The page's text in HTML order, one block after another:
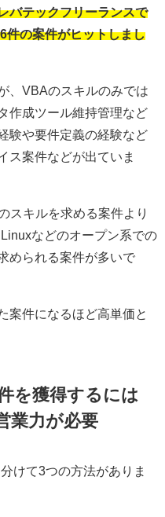
バテックフリーランスで
件の案件がヒットしまし
、 VBAのスキルのみでは
作成ツール維持管理など
験や要件定義の経験など
ス案件などが出ていま
スキルを求める案件より
Linuxなどのオープン系での
められる案件が多いで
案件になるほど高単価と
を獲得するには
業力が必要
けて3つの方法がありま